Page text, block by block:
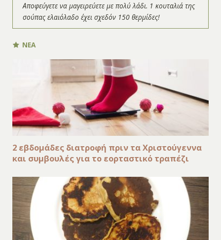
Αποφεύγετε να μαγειρεύετε με πολύ λάδι. 1 κουταλιά της
σούπας ελαιόλαδο έχει σχεδόν 150 θερμίδες!
ΝΕΑ
2 εβδομάδες διατροφή πριν τα Χριστούγεννα
και συμβουλές για το εορταστικό τραπέζι